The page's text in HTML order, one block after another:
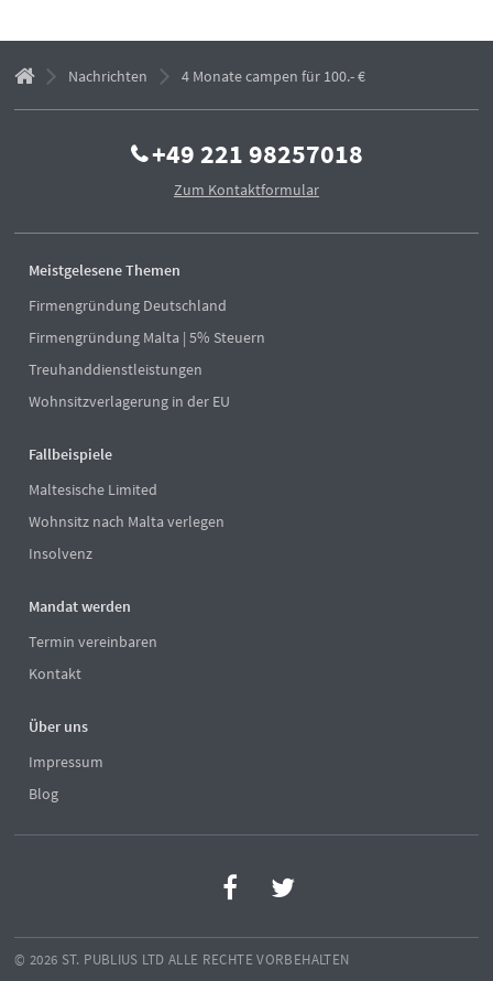
Nachrichten 4 Monate campen für 100.- €
+49 221 98257018
Zum Kontaktformular
Meistgelesene Themen
Firmengründung Deutschland
Firmengründung Malta | 5% Steuern
Treuhanddienstleistungen
Wohnsitzverlagerung in der EU
Fallbeispiele
Maltesische Limited
Wohnsitz nach Malta verlegen
Insolvenz
Mandat werden
Termin vereinbaren
Kontakt
Über uns
Impressum
Blog
© 2026 ST. PUBLIUS LTD ALLE RECHTE VORBEHALTEN